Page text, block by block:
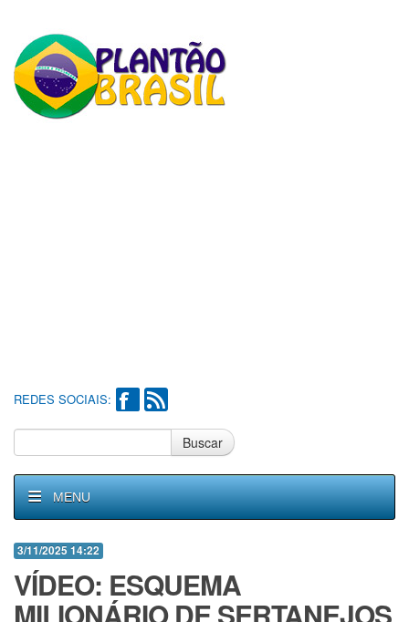
REDES SOCIAIS:
Buscar
MENU
3/11/2025 14:22
VÍDEO: ESQUEMA